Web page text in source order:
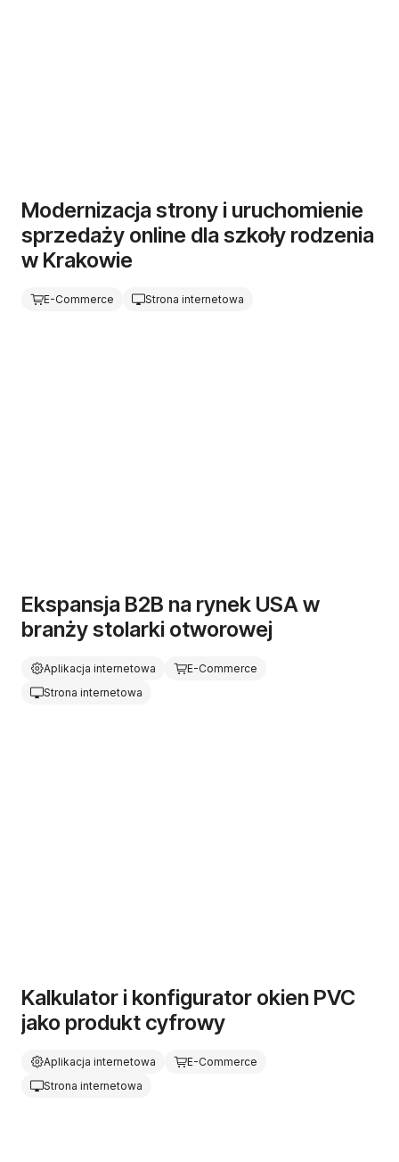
Modernizacja strony i uruchomienie
sprzedaży online dla szkoły rodzenia
w Krakowie
E-Commerce Strona internetowa
Ekspansja B2B na rynek USA w
branży stolarki otworowej
Aplikacja internetowa
E-Commerce
Strona internetowa
Kalkulator i konfigurator okien PVC
jako produkt cyfrowy
Aplikacja internetowa
E-Commerce
Strona internetowa